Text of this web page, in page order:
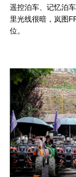
遥控泊车、记忆泊
里光线很暗，岚图
位。